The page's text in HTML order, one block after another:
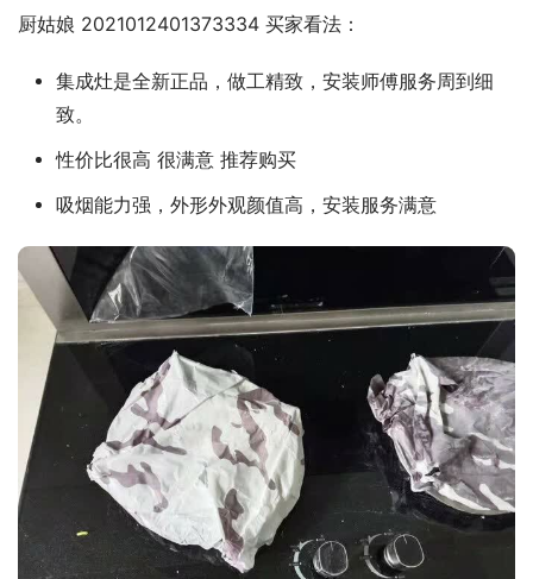
厨姑娘 2021012401373334 买家看法：
集成灶是全新正品，做工精致，安装师傅服务周到细
致。
性价比很高 很满意 推荐购买
吸烟能力强，外形外观颜值高，安装服务满意